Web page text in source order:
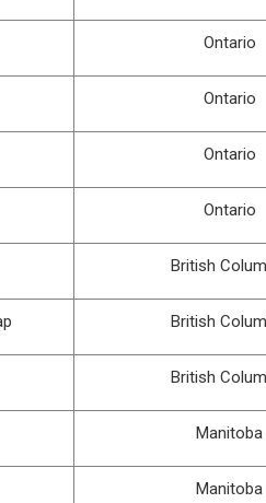
Ontario
Ontario
Ontario
Ontario
British
British
British
Manitoba
Manitoba